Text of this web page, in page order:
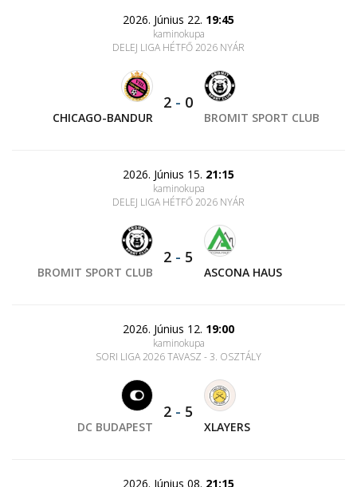
2026. Június 22. 19:45
kaminokupa
DELEJ LIGA HÉTFŐ 2026 NYÁR
CHICAGO-BANDUR
2 - 0
BROMIT SPORT CLUB
2026. Június 15. 21:15
kaminokupa
DELEJ LIGA HÉTFŐ 2026 NYÁR
BROMIT SPORT CLUB
2 - 5
ASCONA HAUS
2026. Június 12. 19:00
kaminokupa
SORI LIGA 2026 TAVASZ - 3. OSZTÁLY
DC BUDAPEST
2 - 5
XLAYERS
2026. Június 08. 21:15